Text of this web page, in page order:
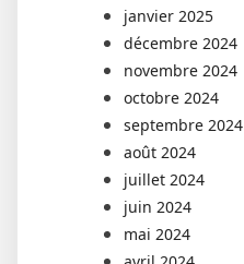
janvier 2025
décembre 2024
novembre 2024
octobre 2024
septembre 2024
août 2024
juillet 2024
juin 2024
mai 2024